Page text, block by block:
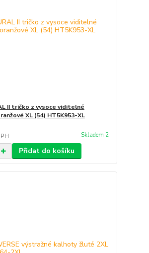
II tričko z vysoce viditelné
XL (54) HT5K953-XL
Skladem 2
Přidat do košíku